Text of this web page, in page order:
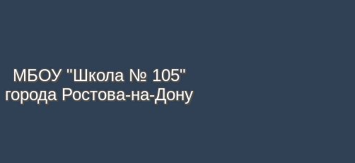
МБОУ "Школа № 105"
города Ростова-на-Дону